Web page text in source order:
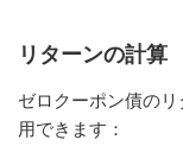
リターンの計算
ゼロクーポン債の
用できます：